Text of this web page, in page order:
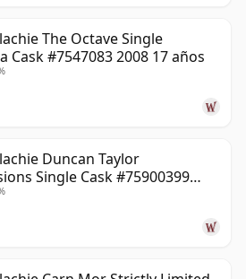
The Octave Single
Cask #7547083 2008 17 años
Duncan Taylor
Single Cask #75900399